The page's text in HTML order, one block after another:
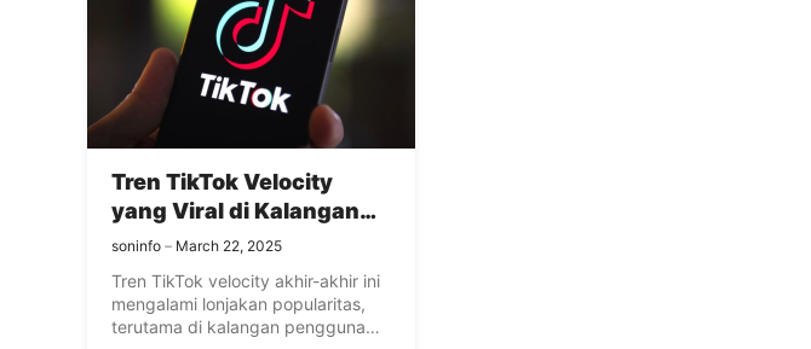
Tren TikTok Velocity
yang Viral di Kalangan
Gen Z
soninfo March 22, 2025
Tren TikTok velocity akhir-akhir ini
mengalami lonjakan popularitas,
terutama di kalangan pengguna